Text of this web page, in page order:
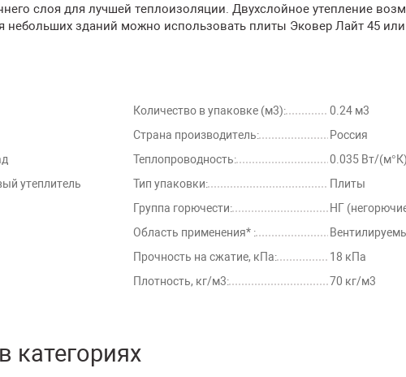
слоя для лучшей теплоизоляции. Двухслойное утепление
небольших зданий можно использовать плиты Эковер Лайт 45
утеплитель
Количество в упаковке (м3):
0.24 м3
Страна производитель:
Россия
Теплопроводность:
0.035 Вт/(м°К)
Тип упаковки:
Плиты
Группа горючести:
НГ
Область применения* :
Прочность на сжатие, кПа:
18 кПа
Плотность, кг/м3:
70 кг/м3
категориях